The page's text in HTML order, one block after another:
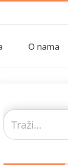
O nama
Traži...